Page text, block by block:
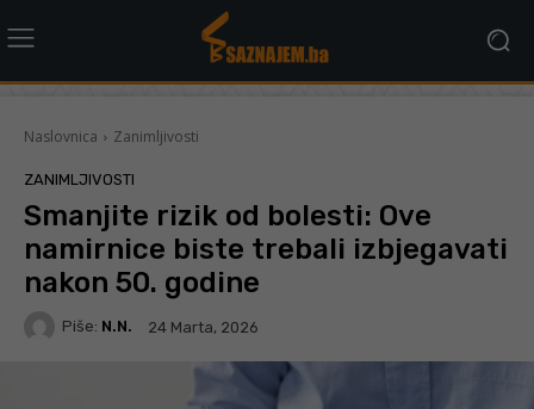
Naslovnica Zanimljivosti
ZANIMLJIVOSTI
Smanjite rizik od bolesti: Ove
namirnice biste trebali izbjegavati
nakon 50. godine
Piše: N.N. 24 Marta, 2026